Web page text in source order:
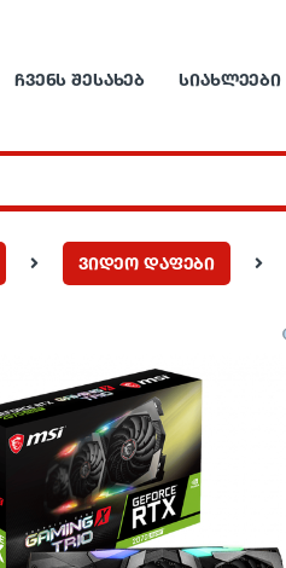
ᲩᲕᲔᲜᲡ ᲨᲔᲡᲐᲮᲔᲑ ᲡᲘᲐᲮᲚᲔᲔᲑᲘ
ვიდეო დაფები